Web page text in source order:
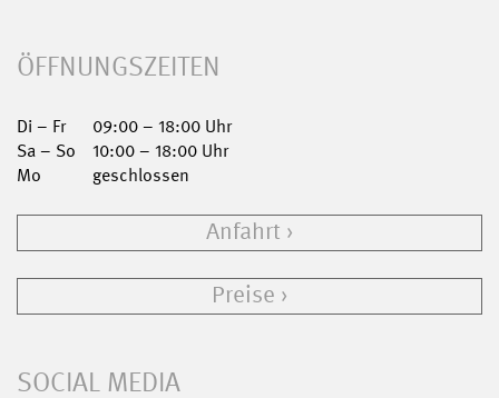
ÖFFNUNGSZEITEN
Di – Fr
09:00 – 18:00 Uhr
Sa – So
10:00 – 18:00 Uhr
Mo
geschlossen
Anfahrt
Preise
SOCIAL MEDIA